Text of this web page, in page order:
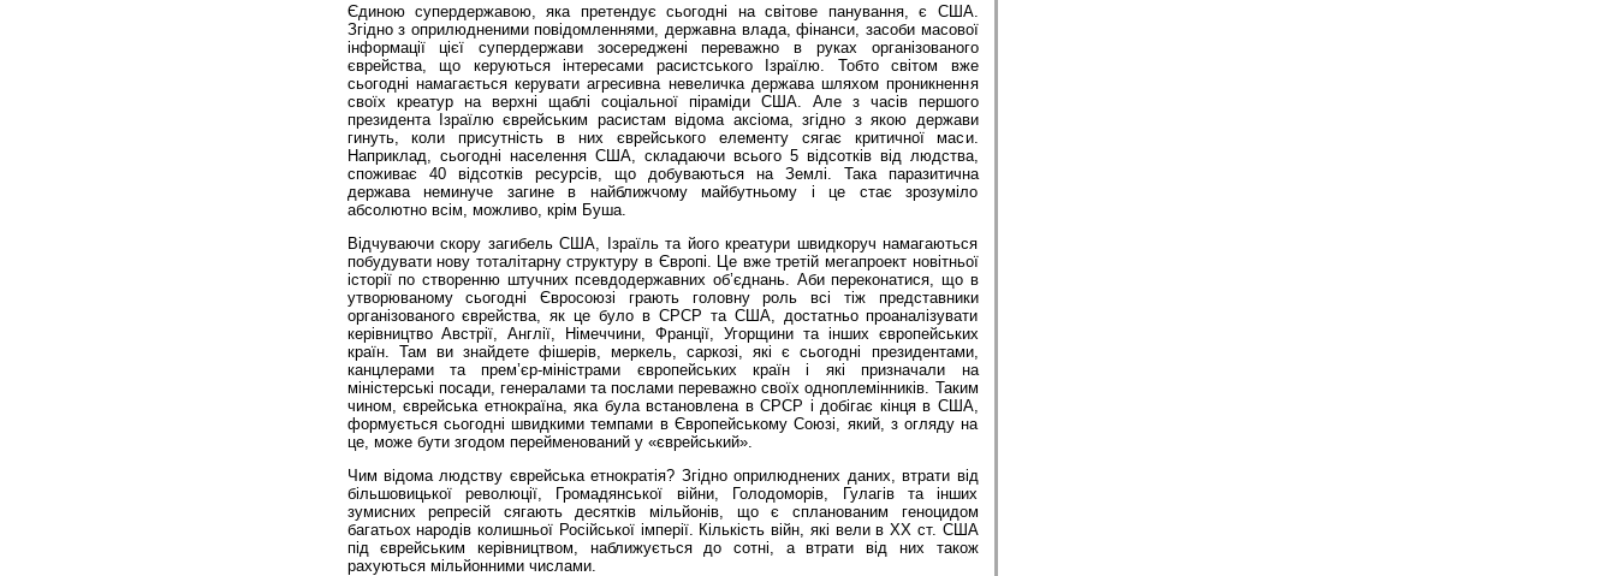
Єдиною супердержавою, яка претендує сьогодні на світове панування, є США.
Згідно з оприлюдненими повідомленнями, державна влада, фінанси, засоби масової
інформації цієї супердержави зосереджені переважно в руках організованого
єврейства, що керуються інтересами расистського Ізраїлю. Тобто світом вже
сьогодні намагається керувати агресивна невеличка держава шляхом проникнення
своїх креатур на верхні щаблі соціальної піраміди США. Але з часів першого
президента Ізраїлю єврейським расистам відома аксіома, згідно з якою держави
гинуть, коли присутність в них єврейського елементу сягає критичної маси.
Наприклад, сьогодні населення США, складаючи всього 5 відсотків від людства,
споживає 40 відсотків ресурсів, що добуваються на Землі. Така паразитична
держава неминуче загине в найближчому майбутньому і це стає зрозуміло
абсолютно всім, можливо, крім Буша.
Відчуваючи скору загибель США, Ізраїль та його креатури швидкоруч намагаються
побудувати нову тоталітарну структуру в Європі. Це вже третій мегапроект новітньої
історії по створенню штучних псевдодержавних об’єднань. Аби переконатися, що в
утворюваному сьогодні Євросоюзі грають головну роль всі тіж представники
організованого єврейства, як це було в СРСР та США, достатньо проаналізувати
керівництво Австрії, Англії, Німеччини, Франції, Угорщини та інших європейських
країн. Там ви знайдете фішерів, меркель, саркозі, які є сьогодні президентами,
канцлерами та прем’єр-міністрами європейських країн і які призначали на
міністерські посади, генералами та послами переважно своїх одноплемінників. Таким
чином, єврейська етнокраїна, яка була встановлена в СРСР і добігає кінця в США,
формується сьогодні швидкими темпами в Європейському Союзі, який, з огляду на
це, може бути згодом перейменований у «єврейський».
Чим відома людству єврейська етнократія? Згідно оприлюднених даних, втрати від
більшовицької революції, Громадянської війни, Голодоморів, Гулагів та інших
зумисних репресій сягають десятків мільйонів, що є спланованим геноцидом
багатьох народів колишньої Російської імперії. Кількість війн, які вели в ХХ ст. США
під єврейським керівництвом, наближується до сотні, а втрати від них також
рахуються мільйонними числами.